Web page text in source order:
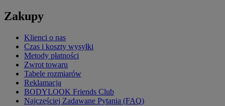
Zakupy
Klienci o nas
Czas i koszty wysyłki
Metody płatności
Zwrot towaru
Tabele rozmiarów
Reklamacja
BODYLOOK Friends Club
Najczęściej Zadawane Pytania (FAQ)